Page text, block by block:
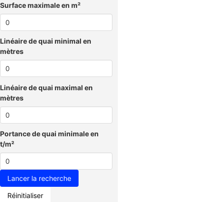
Surface maximale en m²
Linéaire de quai minimal en
mètres
Linéaire de quai maximal en
mètres
Portance de quai minimale en
t/m²
Réinitialiser